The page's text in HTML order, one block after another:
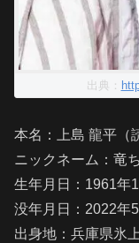
出典：
本名：上島 龍平（
ニックネーム：竜
生年月日：1961年
没年月日：2022年
出身地：兵庫県氷